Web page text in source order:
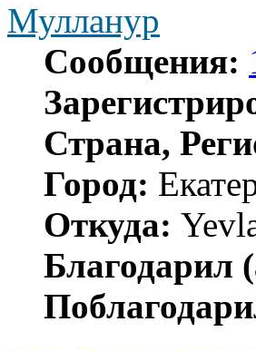
Мулланур
Сообщения:
Страна,
Город:
Откуда:
Благодарил